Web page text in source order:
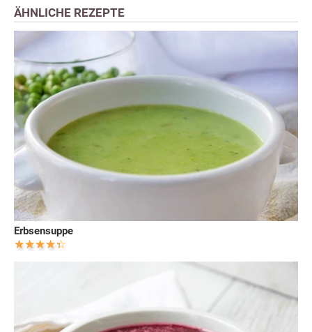
ÄHNLICHE REZEPTE
Erbsensuppe